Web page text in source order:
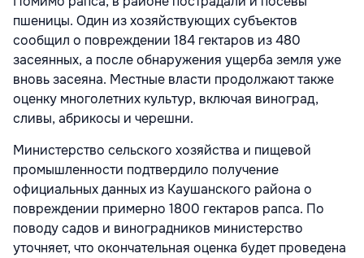
пшеницы. Один из хозяйствующих субъектов
сообщил о повреждении 184 гектаров из 480
засеянных, а после обнаружения ущерба земля уже
вновь засеяна. Местные власти продолжают также
оценку многолетних культур, включая виноград,
сливы, абрикосы и черешни.
Министерство сельского хозяйства и пищевой
промышленности подтвердило получение
официальных данных из Каушанского района о
повреждении примерно 1800 гектаров рапса. По
поводу садов и виноградников министерство
уточняет, что окончательная оценка будет проведена